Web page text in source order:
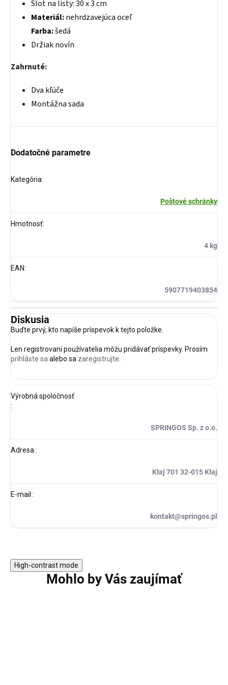
Slot na listy: 30 x 3 cm
Materiál:nehrdzavejúca oceľ
Farba:šedá
Držiak novín
Zahrnuté:
Dva kľúče
Montážna sada
Dodatočné parametre
Kategória:
Poštové schránky
Hmotnosť:
4 kg
EAN:
5907719403854
Diskusia
Buďte prvý, kto napíše príspevok k tejto položke.
Len registrovaní používatelia môžu pridávať príspevky. Prosím
prihláste sa alebo sa zaregistrujte
Výrobná spoločnosť
:
SPRINGOS Sp. z o.o.
Adresa :
Kłaj 701 32-015 Kłaj
E-mail :
kontakt@springos.pl
High-contrast mode
Mohlo by Vás zaujímať